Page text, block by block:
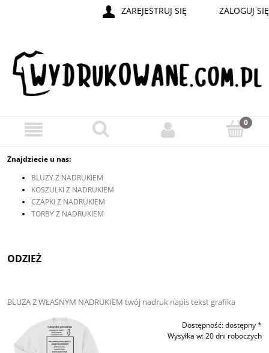
ZAREJESTRUJ SIĘ ZALOGUJ SIĘ
Znajdziecie u nas:
BLUZY Z NADRUKIEM
KOSZULKI Z NADRUKIEM
CZAPKI Z NADRUKIEM
TORBY Z NADRUKIEM
ODZIEŻ
BLUZA Z WŁASNYM NADRUKIEM twój nadruk napis tekst grafika
Dostępność:dostępny *
Wysyłka w:20 dni roboczych